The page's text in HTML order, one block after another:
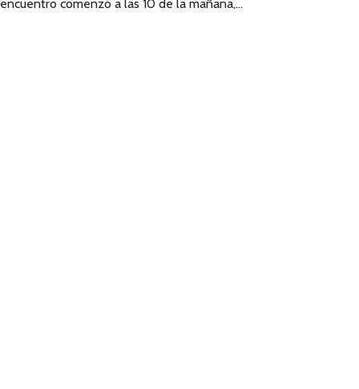
encuentro comenzó a las 10 de la mañana,…